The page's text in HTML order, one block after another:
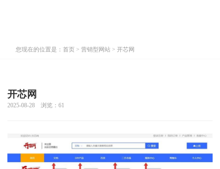
您现在的位置是： 首页 > 营销型网站 > 开芯网
开芯网
2025-08-28 浏览： 61